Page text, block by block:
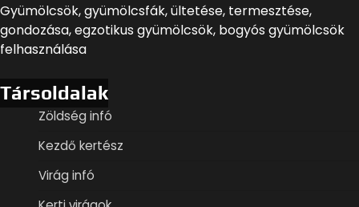
Gyümölcsök, gyümölcsfák, ültetése, termesztése,
gondozása, egzotikus gyümölcsök, bogyós gyümölcsök
felhasználása
Társoldalak
Zöldség infó
Kezdő kertész
Virág infó